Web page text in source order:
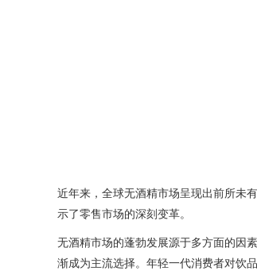
近年来，全球无酒精市场呈现出前所未
示了零售市场的深刻变革。
无酒精市场的蓬勃发展源于多方面的因
渐成为主流选择。年轻一代消费者对饮